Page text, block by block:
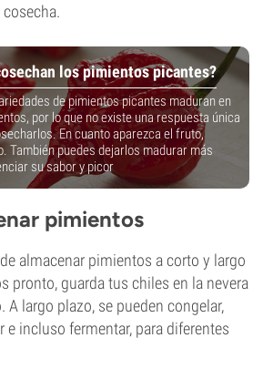
los pimientos picantes?
de pimientos picantes maduran en
por lo que no existe una respuesta única
En cuanto aparezca el fruto,
También puedes dejarlos madurar más
su sabor y picor
pimientos
almacenar pimientos a corto y largo
pronto, guarda tus chiles en la nevera
A largo plazo, se pueden congelar,
e incluso fermentar, para diferentes